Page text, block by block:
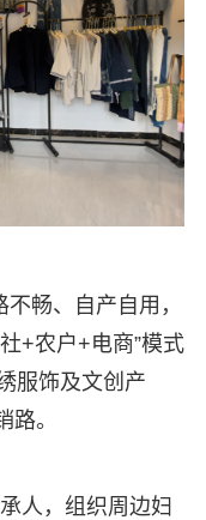
畅、自产自用，
+农户+电商”模式
服饰及文创产
。
人，组织周边妇